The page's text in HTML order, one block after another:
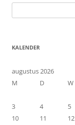
naar:
KALENDER
augustus 2026
M
D W
3
4 5
10
11 12